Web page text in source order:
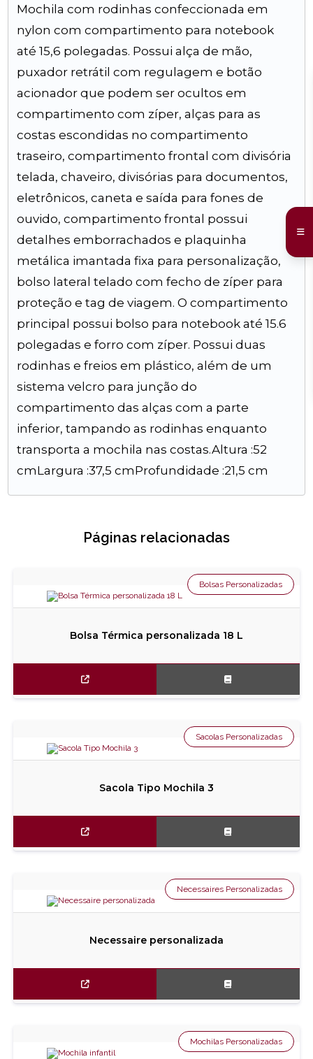
Mochila com rodinhas confeccionada em
nylon com compartimento para notebook
até 15,6 polegadas. Possui alça de mão,
puxador retrátil com regulagem e botão
acionador que podem ser ocultos em
compartimento com zíper, alças para as
costas escondidas no compartimento
traseiro, compartimento frontal com divisória
telada, chaveiro, divisórias para documentos,
eletrônicos, caneta e saída para fones de
ouvido, compartimento frontal possui
detalhes emborrachados e plaquinha
metálica imantada fixa para personalização,
bolso lateral telado com fecho de zíper para
proteção e tag de viagem. O compartimento
principal possui bolso para notebook até 15.6
polegadas e forro com zíper. Possui duas
rodinhas e freios em plástico, além de um
sistema velcro para junção do
compartimento das alças com a parte
inferior, tampando as rodinhas enquanto
transporta a mochila nas costas.Altura :52
cmLargura :37,5 cmProfundidade :21,5 cm
Páginas relacionadas
Bolsa Térmica personalizada 18 L
Bolsas Personalizadas
Sacola Tipo Mochila 3
Sacolas Personalizadas
Necessaire personalizada
Necessaires Personalizadas
Mochilas Personalizadas